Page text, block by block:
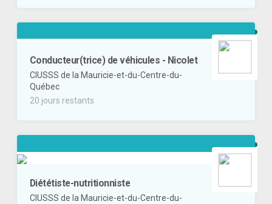
Conducteur(trice) de véhicules - Nicolet
CIUSSS de la Mauricie-et-du-Centre-du-
Québec
20 jours restants
Diététiste-nutritionniste
CIUSSS de la Mauricie-et-du-Centre-du-